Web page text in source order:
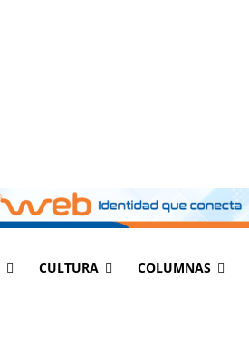
CULTURA COLUMNAS